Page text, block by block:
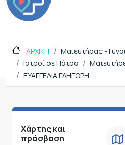
ΑΡΧΙΚΗ
Μαιευτήρας -
Ιατροί σε Πάτρα
ΕΥΑΓΓΕΛΙΑ ΓΛΗΓΟΡΗ
Χάρτης και
πρόσβαση